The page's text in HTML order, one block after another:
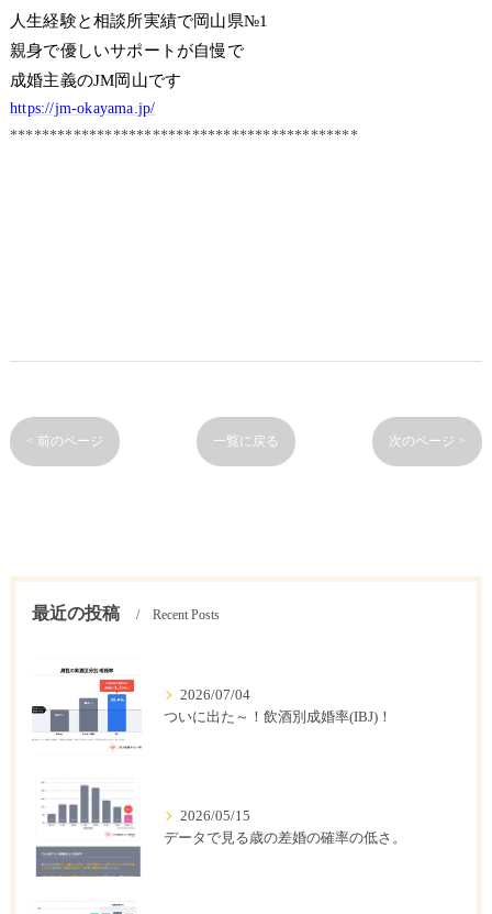
人生経験と相談所実績で岡山県№1
親身で優しいサポートが自慢で
成婚主義のJM岡山です
https://jm-okayama.jp/
********************************************
< 前のページ 一覧に戻る 次のページ >
最近の投稿 Recent Posts
2026/07/04
ついに出た～！飲酒別成婚率(IBJ)！
2026/05/15
データで見る歳の差婚の確率の低さ。